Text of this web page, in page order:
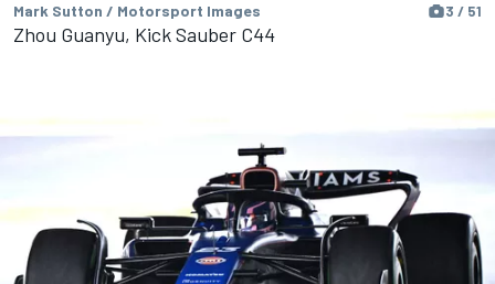
Mark Sutton / Motorsport Images 3 / 51
Zhou Guanyu, Kick Sauber C44